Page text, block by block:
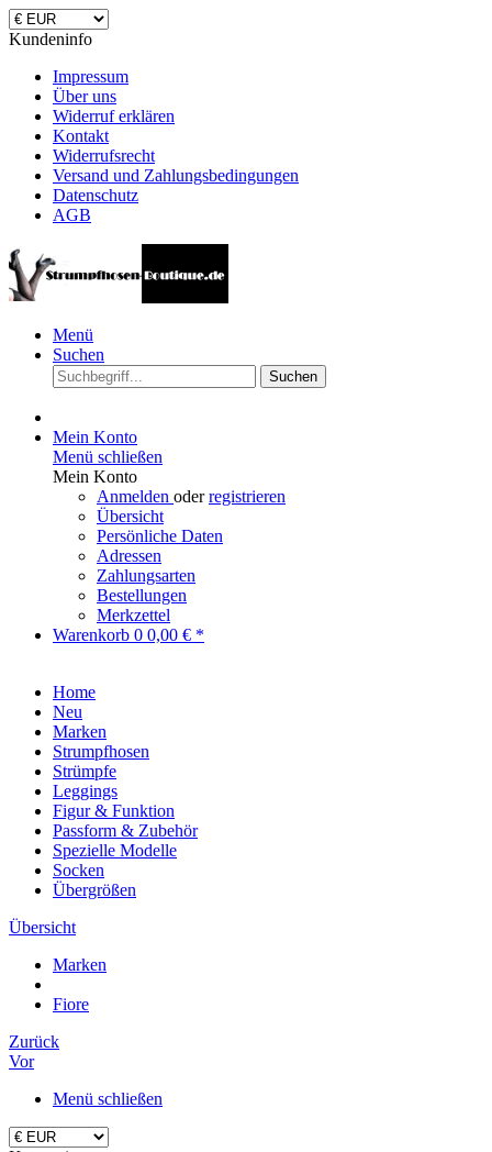
Kundeninfo
Impressum
Über uns
Widerruf erklären
Kontakt
Widerrufsrecht
Versand und Zahlungsbedingungen
Datenschutz
AGB
Menü
Suchen
Suchen
Mein Konto
Menü schließen
Mein Konto
Anmelden oderregistrieren
Übersicht
Persönliche Daten
Adressen
Zahlungsarten
Bestellungen
Merkzettel
Warenkorb 0 0,00 € *
Home
Neu
Marken
Strumpfhosen
Strümpfe
Leggings
Figur & Funktion
Passform & Zubehör
Spezielle Modelle
Socken
Übergrößen
Übersicht
Marken
Fiore
Zurück
Vor
Menü schließen